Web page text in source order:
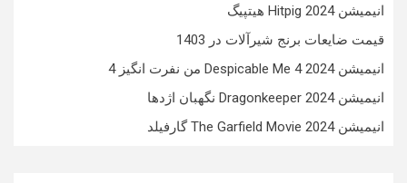
انیمیشن Hitpig 2024 هیتپیگ
قیمت ضایعات برنج شیرآلات در 1403
انیمیشن Despicable Me 4 2024 من نفرت انگیز 4
انیمیشن Dragonkeeper 2024 نگهبان اژدها
انیمیشن The Garfield Movie 2024 گارفیلد